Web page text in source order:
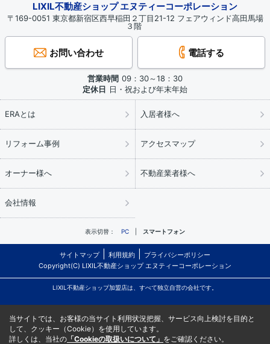
LIXIL不動産ショップ エヌティーコーポレーション
〒169-0051 東京都新宿区西早稲田２丁目21-12 フェアウィンド高田馬場
３階
お問い合わせ 電話する
営業時間 09：30～18：30
定休日 日・祝および年末年始
ERAとは 入居者様へ
リフォーム事例 アクセスマップ
オーナー様へ 不動産業者様へ
会社情報
表示切替： PC スマートフォン
サイトマップ 利用規約
プライバシーポリシー
Copyright(C) LIXIL不動産ショップ エヌティーコーポレーション
LIXIL不動産ショップ加盟店は、すべて独立自営の会社です。
当サイトでは、お客様の当サイト利用状況把握、サービス向上検討を目的と
して、クッキー（Cookie）を使用しています。
詳しくは、当社の 「Cookieの取扱いについて」 をご確認ください。